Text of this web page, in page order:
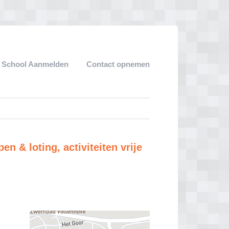
Aanmelden Contact opnemen
& loting, activiteiten vrije